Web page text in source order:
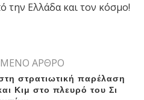
την Ελλάδα και τον κόσμο!
ΑΡΘΡΟ
στρατιωτική παρέλαση
Κιμ στο πλευρό του Σι